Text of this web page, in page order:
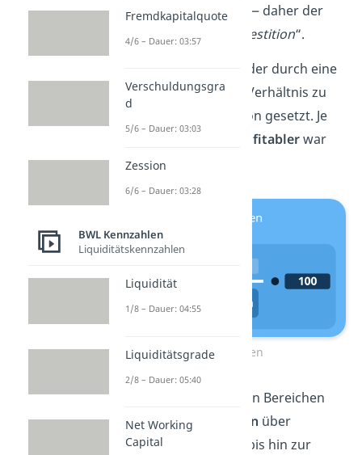
Kapital „zurückkommt“ — daher der
Name „
Rückkehr der Investition“.
, der durch eine
Investition entsteht, ins Verhältnis zu
der Investition gesetzt. Je
höher
profitablerwar
die Investition.
ROI berechnen
Der ROI lässt sich in vielen Bereichen
anwenden: von
Projekten über
Marketingmaßnahmen
bis hin zur
Fremdkapitalquote
4/6 – Dauer: 03:57
Verschuldungsgra
d
5/6 – Dauer: 03:03
Zession
6/6 – Dauer: 03:28
BWL Kennzahlen
Liquiditätskennzahlen
Liquidität
1/8 – Dauer: 04:55
Liquiditätsgrade
2/8 – Dauer: 05:40
Net Working
Capital